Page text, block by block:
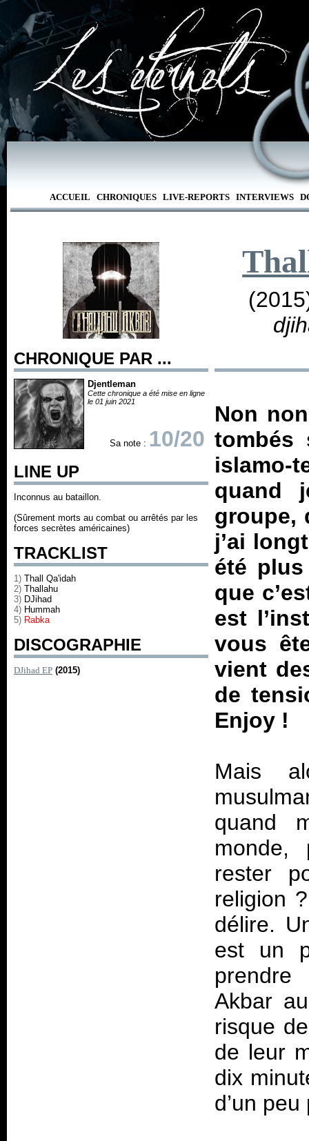
ACCUEIL CHRONIQUES LIVE-REPORTS INTERVIEWS
CHRONIQUE PAR ...
Djentleman
Cette chronique a été mise en ligne
le 01 juin 2021
Sa note : 10/20
LINE UP
Inconnus au bataillon.
(Sûrement morts au combat ou arrêtés par les
forces secrètes américaines)
TRACKLIST
1) Thall Qa'idah
2) Thallahu
3) DJihad
4) Hummah
5) Rabka
DISCOGRAPHIE
DJihad EP (2015)
Non
tombés
islamo-
quand
groupe,
j’ai
été
que
est
vous
vient
de
Enjoy !
Mais
quand
monde,
rester
religion
délire.
est un
prendre
Akbar
risque
de leur
dix
d’un